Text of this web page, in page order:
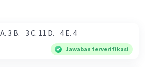
Nilai dari |−7+4|=… A. 3 B. −3 C. 11 D. −4 E. 4
Jawaban terverifikasi